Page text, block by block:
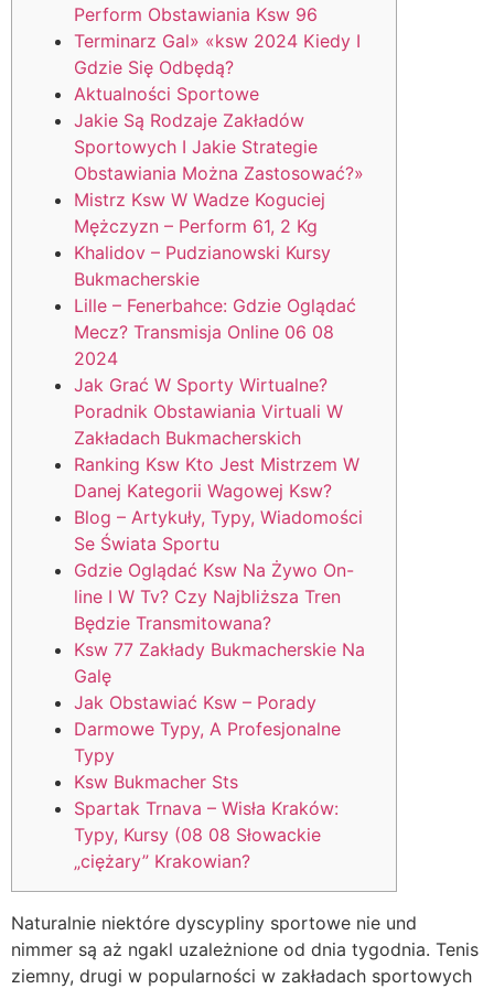
Perform Obstawiania Ksw 96
Terminarz Gal» «ksw 2024 Kiedy I
Gdzie Się Odbędą?
Aktualności Sportowe
Jakie Są Rodzaje Zakładów
Sportowych I Jakie Strategie
Obstawiania Można Zastosować?»
Mistrz Ksw W Wadze Koguciej
Mężczyzn – Perform 61, 2 Kg
Khalidov – Pudzianowski Kursy
Bukmacherskie
Lille – Fenerbahce: Gdzie Oglądać
Mecz? Transmisja Online 06 08
2024
Jak Grać W Sporty Wirtualne?
Poradnik Obstawiania Virtuali W
Zakładach Bukmacherskich
Ranking Ksw Kto Jest Mistrzem W
Danej Kategorii Wagowej Ksw?
Blog – Artykuły, Typy, Wiadomości
Se Świata Sportu
Gdzie Oglądać Ksw Na Żywo On-
line I W Tv? Czy Najbliższa Tren
Będzie Transmitowana?
Ksw 77 Zakłady Bukmacherskie Na
Galę
Jak Obstawiać Ksw – Porady
Darmowe Typy, A Profesjonalne
Typy
Ksw Bukmacher Sts
Spartak Trnava – Wisła Kraków:
Typy, Kursy (08 08 Słowackie
„ciężary” Krakowian?
Naturalnie niektóre dyscypliny sportowe nie und
nimmer są aż ngakl uzależnione od dnia tygodnia. Tenis
ziemny, drugi w popularności w zakładach sportowych